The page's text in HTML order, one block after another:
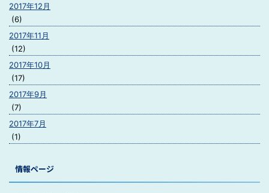
2017年12月
(6)
2017年11月
(12)
2017年10月
(17)
2017年9月
(7)
2017年7月
(1)
情報ページ